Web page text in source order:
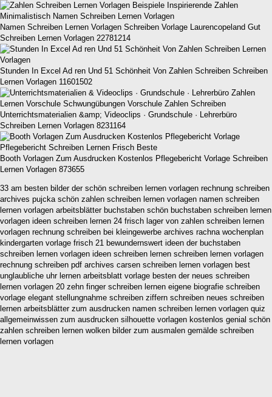
Namen Schreiben Lernen Vorlagen Schreiben Vorlage Laurencopeland Gut
Schreiben Lernen Vorlagen 22781214
Stunden In Excel Ad ren Und 51 Schönheit Von Zahlen Schreiben Schreiben
Lernen Vorlagen 11601502
Unterrichtsmaterialien &amp; Videoclips · Grundschule · Lehrerbüro
Schreiben Lernen Vorlagen 8231164
Booth Vorlagen Zum Ausdrucken Kostenlos Pflegebericht Vorlage Schreiben
Lernen Vorlagen 873655
33 am besten bilder der schön schreiben lernen vorlagen rechnung schreiben
archives pujcka schön zahlen schreiben lernen vorlagen namen schreiben
lernen vorlagen arbeitsblätter buchstaben schön buchstaben schreiben lernen
vorlagen ideen schreiben lernen 24 frisch lager von zahlen schreiben lernen
vorlagen rechnung schreiben bei kleingewerbe archives rachna wochenplan
kindergarten vorlage frisch 21 bewundernswert ideen der buchstaben
schreiben lernen vorlagen ideen schreiben lernen schreiben lernen vorlagen
rechnung schreiben pdf archives carsen schreiben lernen vorlagen best
unglaubliche uhr lernen arbeitsblatt vorlage besten der neues schreiben
lernen vorlagen 20 zehn finger schreiben lernen eigene biografie schreiben
vorlage elegant stellungnahme schreiben ziffern schreiben neues schreiben
lernen arbeitsblätter zum ausdrucken namen schreiben lernen vorlagen quiz
allgemeinwissen zum ausdrucken silhouette vorlagen kostenlos genial schön
zahlen schreiben lernen wolken bilder zum ausmalen gemälde schreiben
lernen vorlagen